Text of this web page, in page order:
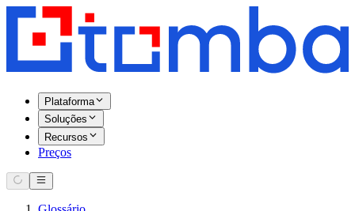
Plataforma
Soluções
Recursos
Preços